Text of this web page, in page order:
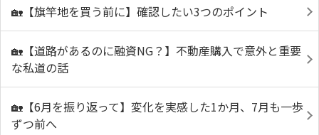
🏡【旗竿地を買う前に】確認したい3つのポイント
🏡【道路があるのに融資NG？】不動産購入で意外と重要
な私道の話
🏡【6月を振り返って】変化を実感した1か月、7月も一歩
ずつ前へ